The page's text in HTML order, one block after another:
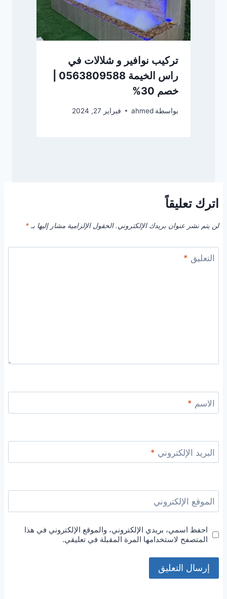
تركيب نوافير و شلالات في
خصم 30%
بواسطة ahmed فبراير 27, 2024
اترك تعليقاً
لن يتم نشر عنوان بريدك الإلكتروني. الحقول الإلزامية مشار إليها بـ *
التعليق *
الاسم *
البريد الإلكتروني *
الموقع الإلكتروني
احفظ اسمي، بريدي الإلكتروني، والموقع الإلكتروني في هذا
المتصفح لاستخدامها المرة المقبلة في تعليقي.